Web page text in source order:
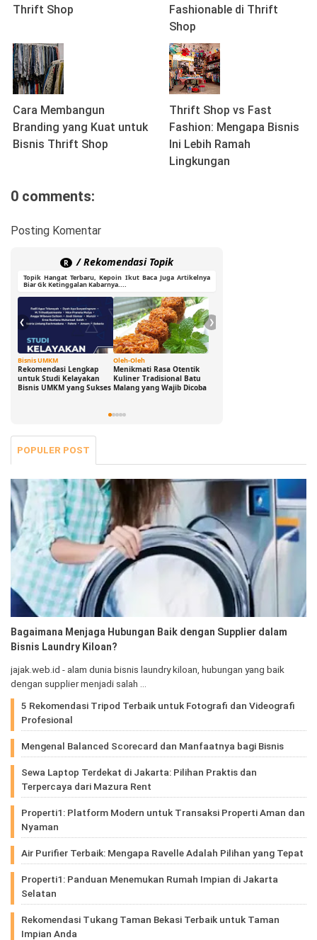
Thrift Shop
Fashionable di Thrift
Shop
Cara Membangun
Branding yang Kuat untuk
Bisnis Thrift Shop
Thrift Shop vs Fast
Fashion: Mengapa Bisnis
Ini Lebih Ramah
Lingkungan
0 comments:
Posting Komentar
R / Rekomendasi Topik
Topik Hangat Terbaru, Kepoin Ikut Baca Juga Artikelnya
Biar Gk Ketinggalan Kabarnya....
Bisnis UMKM
Rekomendasi Lengkap
untuk Studi Kelayakan
Bisnis UMKM yang Sukses
Oleh-Oleh
Menikmati Rasa Otentik
Kuliner Tradisional Batu
Malang yang Wajib Dicoba
❮ ❯
POPULER POST
Bagaimana Menjaga Hubungan Baik dengan Supplier dalam
Bisnis Laundry Kiloan?
jajak.web.id - alam dunia bisnis laundry kiloan, hubungan yang baik
dengan supplier menjadi salah …
5 Rekomendasi Tripod Terbaik untuk Fotografi dan Videografi
Profesional
Mengenal Balanced Scorecard dan Manfaatnya bagi Bisnis
Sewa Laptop Terdekat di Jakarta: Pilihan Praktis dan
Terpercaya dari Mazura Rent
Properti1: Platform Modern untuk Transaksi Properti Aman dan
Nyaman
Air Purifier Terbaik: Mengapa Ravelle Adalah Pilihan yang Tepat
Properti1: Panduan Menemukan Rumah Impian di Jakarta
Selatan
Rekomendasi Tukang Taman Bekasi Terbaik untuk Taman
Impian Anda